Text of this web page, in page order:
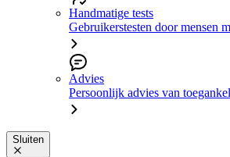
Handmatige tests
Gebruikerstesten door mensen
Advies
Persoonlijk advies van
Sluiten